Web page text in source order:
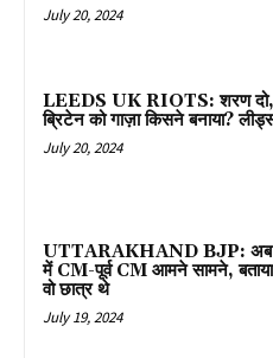
July 20, 2024
LEEDS UK RIOTS: शरण दो,
ब्रिटेन को गाज़ा किसने बनाया?
July 20, 2024
UTTARAKHAND BJP: अब
में CM-पूर्व CM आमने सामने,
वो छात्र थे
July 19, 2024